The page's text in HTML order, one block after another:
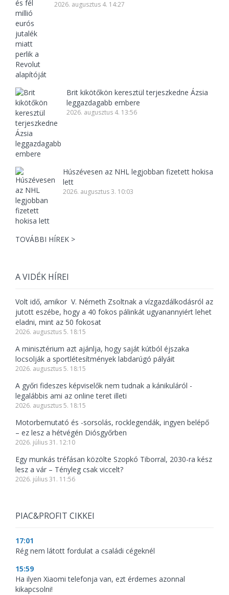
2026. augusztus 4. 14:27
Brit kikötőkön keresztül terjeszkedne Ázsia
leggazdagabb embere
2026. augusztus 4. 13:56
Húszévesen az NHL legjobban fizetett hokisa
lett
2026. augusztus 3. 10:03
TOVÁBBI HÍREK >
A VIDÉK HÍREI
Volt idő, amikor V. Németh Zsoltnak a vízgazdálkodásról az
jutott eszébe, hogy a 40 fokos pálinkát ugyanannyiért lehet
eladni, mint az 50 fokosat
2026. augusztus 5. 18:15
A minisztérium azt ajánlja, hogy saját kútból éjszaka
locsolják a sportlétesítmények labdarúgó pályáit
2026. augusztus 5. 18:15
A győri fideszes képviselők nem tudnak a kánikuláról -
legalábbis ami az online teret illeti
2026. augusztus 5. 18:15
Motorbemutató és -sorsolás, rocklegendák, ingyen belépő
– ez lesz a hétvégén Diósgyőrben
2026. július 31. 12:10
Egy munkás tréfásan közölte Szopkó Tiborral, 2030-ra kész
lesz a vár – Tényleg csak viccelt?
2026. július 31. 11:56
PIAC&PROFIT CIKKEI
17:01
Rég nem látott fordulat a családi cégeknél
15:59
Ha ilyen Xiaomi telefonja van, ezt érdemes azonnal
kikapcsolni!